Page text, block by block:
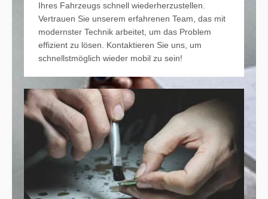
Ihres Fahrzeugs schnell wiederherzustellen.
Vertrauen Sie unserem erfahrenen Team, das mit
modernster Technik arbeitet, um das Problem
effizient zu lösen. Kontaktieren Sie uns, um
schnellstmöglich wieder mobil zu sein!